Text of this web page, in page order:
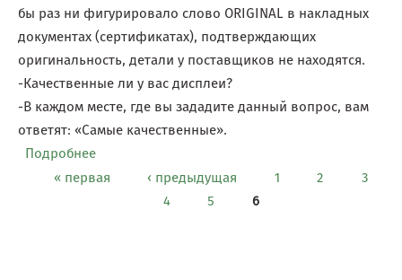
бы раз ни фигурировало слово ORIGINAL в накладных
документах (сертификатах), подтверждающих
оригинальность, детали у поставщиков не находятся.
-Качественные ли у вас дисплеи?
-В каждом месте, где вы зададите данный вопрос, вам
ответят: «Самые качественные».
Подробнеео iPhone 5S — Разбит дисплей
Страницы
« первая ‹ предыдущая 1 2
3
4
5 6